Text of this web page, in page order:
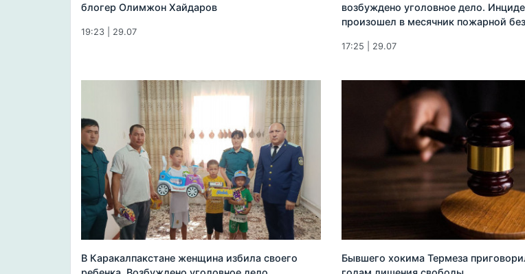
блогер Олимжон Хайдаров
19:23 | 29.07
возбуждено уголовное дело.
произошел в месячник пожарной
17:25 | 29.07
В Каракалпакстане женщина избила своего
Бывшего хокима Термеза